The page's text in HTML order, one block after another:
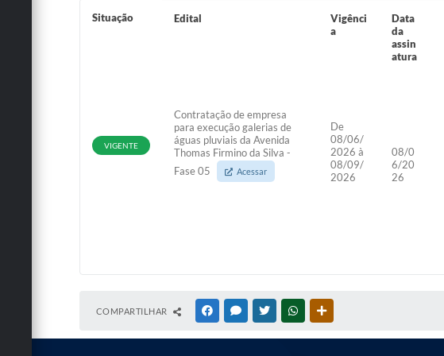
Situação
VIGENTE
Edital
Contratação de empresa
para execução galerias de
águas pluviais da Avenida
Thomas Firmino da Silva -
Fase 05
Acessar
Vigênci
a
De
08/06/
2026 à
08/09/
2026
Data
da
assin
atura
08/0
6/20
26
COMPARTILHAR FACEBOOKMESSENGER
TWITTERWHATSAPP